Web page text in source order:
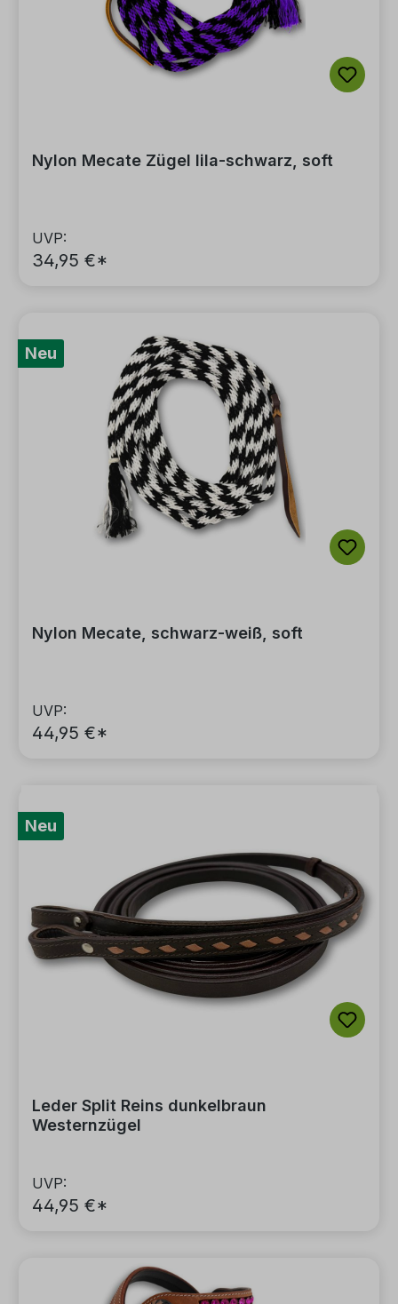
Nylon Mecate Zügel lila-schwarz, soft
UVP:
34,95 €*
Neu
Nylon Mecate, schwarz-weiß, soft
UVP:
44,95 €*
Neu
Leder Split Reins dunkelbraun
Westernzügel
UVP:
44,95 €*